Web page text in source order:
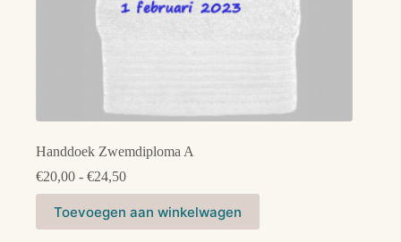
Handdoek Zwemdiploma A
€20,00 - €24,50Prijsklasse:
€20,00
tot
Toevoegen aan winkelwagen
product
heeft